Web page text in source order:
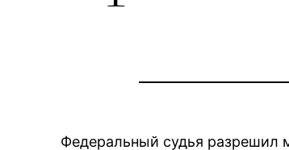
Федеральный судья разрешил